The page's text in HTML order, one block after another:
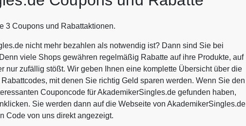
3 Coupons und Rabattaktionen.
nicht mehr bezahlen als notwendig ist? Dann sind Sie bei
viele Shops gewähren regelmäßig Rabatte auf ihre Produkte, auf
nur zufällig stößt. Wir geben Ihnen eine komplette Übersicht über die
mit denen Sie richtig Geld sparen werden. Wenn Sie den
Couponcode für AkademikerSingles.de gefunden haben,
Sie werden dann auf die Webseite von AkademikerSingles.de
Code von uns direkt angezeigt.